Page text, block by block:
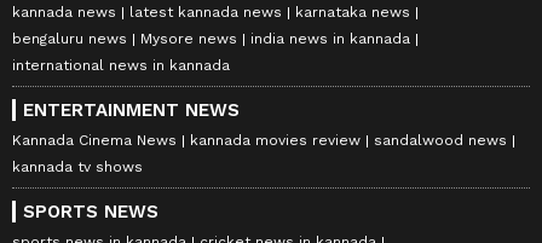
kannada news latest kannada news
karnataka news
bengaluru news
Mysore news
india news in kannada
international news in kannada
ENTERTAINMENT NEWS
Kannada Cinema News kannada movies review
sandalwood news
kannada tv shows
SPORTS NEWS